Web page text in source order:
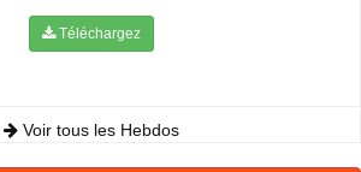
Téléchargez
Voir tous les Hebdos